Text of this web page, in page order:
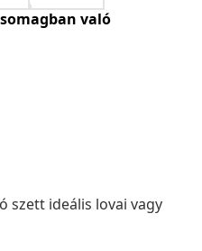
való
szett ideális lovai vagy